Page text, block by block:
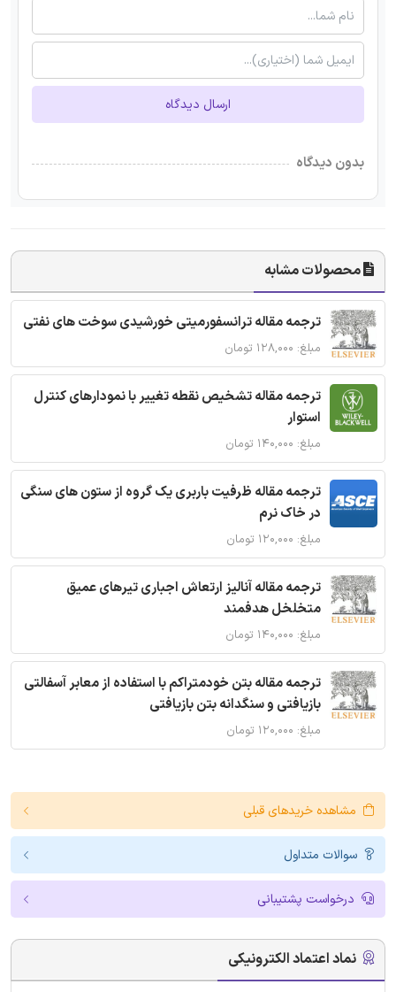
ارسال دیدگاه
بدون دیدگاه
محصولات مشابه
ترجمه مقاله ترانسفورمیتی خورشیدی سوخت های نفتی
مبلغ: ۱۲۸,۰۰۰ تومان
ترجمه مقاله تشخیص نقطه تغییر با نمودارهای کنترل
استوار
مبلغ: ۱۴۰,۰۰۰ تومان
ترجمه مقاله ظرفیت باربری یک گروه از ستون های سنگی
در خاک نرم
مبلغ: ۱۲۰,۰۰۰ تومان
ترجمه مقاله آنالیز ارتعاش اجباری تیرهای عمیق
متخلخل هدفمند
مبلغ: ۱۴۰,۰۰۰ تومان
ترجمه مقاله بتن خودمتراکم با استفاده از معابر آسفالتی
بازیافتی و سنگدانه بتن بازیافتی
مبلغ: ۱۲۰,۰۰۰ تومان
مشاهده خریدهای قبلی
سوالات متداول
درخواست پشتیبانی
نماد اعتماد الکترونیکی